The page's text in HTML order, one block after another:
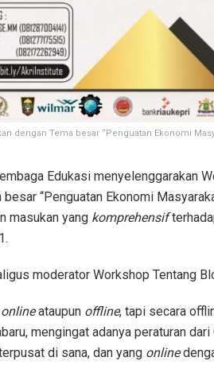
dengan Tema besar “Penguatan Ekonomi
Edukasi menyelenggarakan
“Penguatan Ekonomi
masukan yang komprehensif
moderator Workshop Tentang
onlineataupun offline, tapi secara
mengingat adanya peraturan dari
di sana, dan yang online